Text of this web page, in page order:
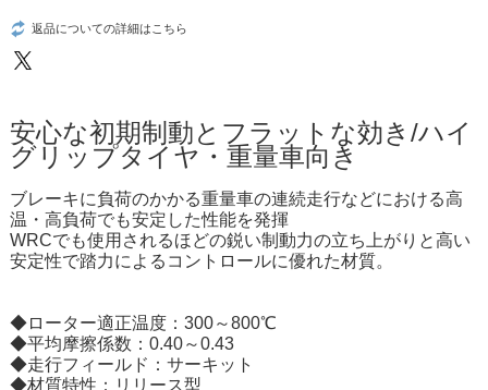
返品についての詳細はこちら
安心な初期制動とフラットな効き/ハイ
グリップタイヤ・重量車向き
ブレーキに負荷のかかる重量車の連続走行などにおける高
温・高負荷でも安定した性能を発揮
WRCでも使用されるほどの鋭い制動力の立ち上がりと高い
安定性で踏力によるコントロールに優れた材質。
◆ローター適正温度：300～800℃
◆平均摩擦係数：0.40～0.43
◆走行フィールド：サーキット
◆材質特性：リリース型